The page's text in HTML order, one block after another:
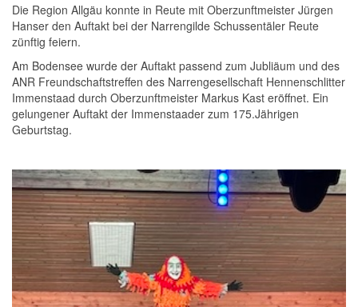
Die Region Allgäu konnte in Reute mit Oberzunftmeister Jürgen
Hanser den Auftakt bei der Narrengilde Schussentäler Reute
zünftig feiern.
Am Bodensee wurde der Auftakt passend zum Jubliäum und des
ANR Freundschaftstreffen des Narrengesellschaft Hennenschlitter
Immenstaad durch Oberzunftmeister Markus Kast eröffnet. Ein
gelungener Auftakt der Immenstaader zum 175.Jährigen
Geburtstag.